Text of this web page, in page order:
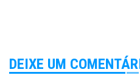
DEIXE UM